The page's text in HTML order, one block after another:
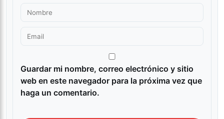
Guardar mi nombre, correo electrónico y sitio
web en este navegador para la próxima vez que
haga un comentario.